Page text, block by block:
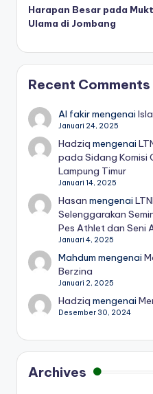
Harapan Besar pada
Ulama di Jombang
Recent Comments
Al fakirmengenai
Januari 24, 2025
Hadziq mengenai
pada Sidang Komisi
Lampung Timur
Januari 14, 2025
Hasan mengenai
Selenggarakan
Pes Athlet dan Seni
Januari 4, 2025
Mahdum mengenai
Berzina
Januari 2, 2025
Hadziq mengenai
Desember 30, 2024
Archives